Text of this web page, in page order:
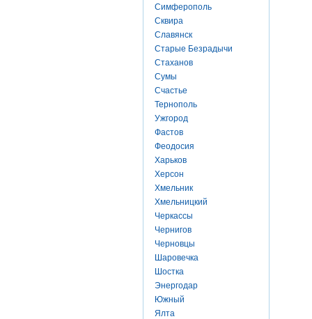
Симферополь
Сквира
Славянск
Старые Безрадычи
Стаханов
Сумы
Счастье
Тернополь
Ужгород
Фастов
Феодосия
Харьков
Херсон
Хмельник
Хмельницкий
Черкассы
Чернигов
Черновцы
Шаровечка
Шостка
Энергодар
Южный
Ялта